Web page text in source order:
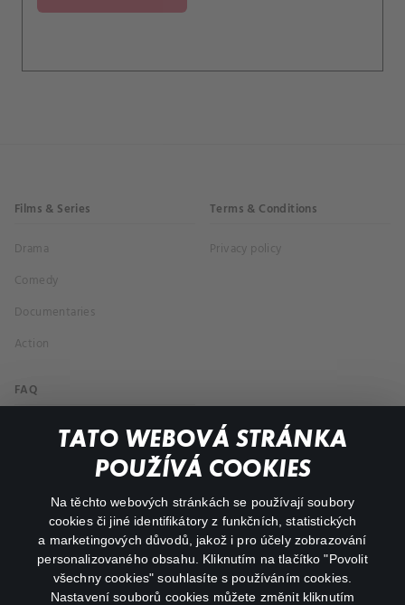
TATO WEBOVÁ STRÁNKA
POUŽÍVÁ COOKIES
Na těchto webových stránkách se používají soubory
cookies či jiné identifikátory z funkčních, statistických
a marketingových důvodů, jakož i pro účely zobrazování
personalizovaného obsahu. Kliknutím na tlačítko "Povolit
všechny cookies" souhlasíte s používáním cookies.
Nastavení souborů cookies můžete změnit kliknutím
Films & Series
Drama
Comedy
Documentaries
Action
Terms & Conditions
Privacy policy
FAQ
My profile
facebookinstagram
youtube